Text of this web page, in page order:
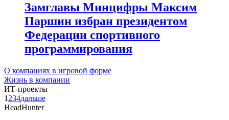
Замглавы Минцифры Максим
Паршин избран президентом
Федерации спортивного
программирования
О компаниях в игровой форме
Жизнь в компании
ИТ-проекты
1 234дальше
HeadHunter